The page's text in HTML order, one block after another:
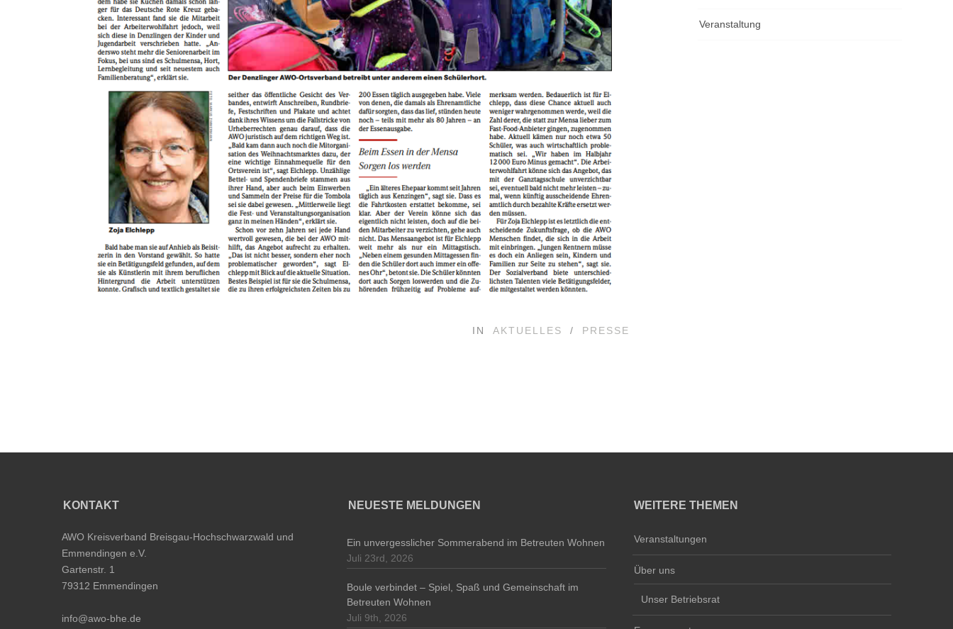
IN AKTUELLES / PRESSE
Veranstaltung
KONTAKT
AWO Kreisverband Breisgau-Hochschwarzwald und
Emmendingen e.V.
Gartenstr. 1
79312 Emmendingen
info@awo-bhe.de
NEUESTE MELDUNGEN
Ein unvergesslicher Sommerabend im Betreuten Wohnen
Juli 23rd, 2026
Boule verbindet – Spiel, Spaß und Gemeinschaft im
Betreuten Wohnen
Juli 9th, 2026
WEITERE THEMEN
Veranstaltungen
Über uns
Unser Betriebsrat